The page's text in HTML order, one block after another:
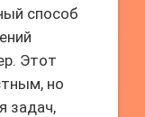
способ
Этот
но
задач,